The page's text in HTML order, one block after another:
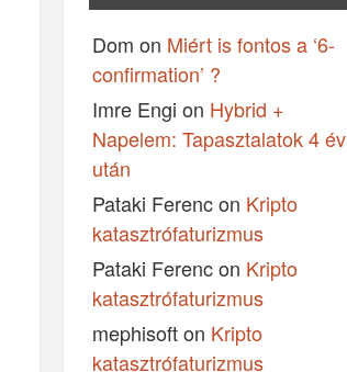
Dom on Miért is fontos a ‘6-
confirmation’ ?
Imre Engi on Hybrid +
Napelem: Tapasztalatok 4 év
után
Pataki Ferencon Kripto
katasztrófaturizmus
Pataki Ferencon Kripto
katasztrófaturizmus
mephisofton Kripto
katasztrófaturizmus